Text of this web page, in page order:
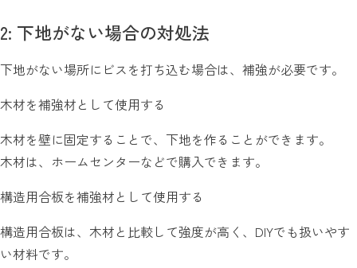
2: 下地がない場合の対処法
下地がない場所にビスを打ち込む場合は、補強が必要です。
木材を補強材として使用する
木材を壁に固定することで、下地を作ることができます。
木材は、ホームセンターなどで購入できます。
構造用合板を補強材として使用する
構造用合板は、木材と比較して強度が高く、DIYでも扱いやす
い材料です。